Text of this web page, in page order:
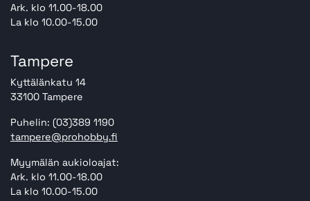
Ark. klo 11.00-18.00
La klo 10.00-15.00
Tampere
Kyttälänkatu 14
33100 Tampere
Puhelin: (03)389 1190
tampere@prohobby.fi
Myymälän aukioloajat:
Ark. klo 11.00-18.00
La klo 10.00-15.00